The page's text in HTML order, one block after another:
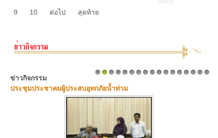
9 10 ต่อไป สุดท้าย
ข่าวกิจกรรม
ประชุมประชาคมผู้ประสบอุทกภัยน้ำท่วม